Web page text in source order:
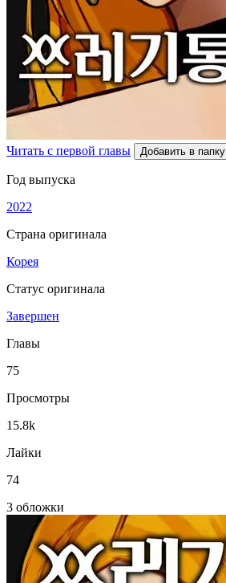
Читать с первой главы Добавить в папку
Год выпуска
2022
Страна оригинала
Корея
Статус оригинала
Завершен
Главы
75
Просмотры
15.8k
Лайки
74
3 обложки